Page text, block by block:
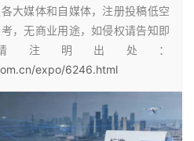
大媒体和自媒体，注册投稿低空
，无商业用途，如侵权请告知即
注明出处：
expo/6246.html